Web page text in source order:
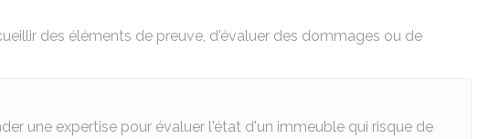
des éléments de preuve, d'évaluer des dommages ou de
une expertise pour évaluer l'état d'un immeuble qui risque de